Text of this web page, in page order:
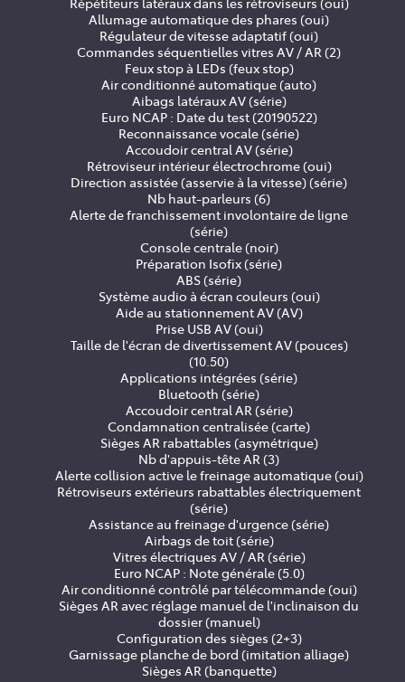
Allumage automatique des phares (oui)
Régulateur de vitesse adaptatif (oui)
Commandes séquentielles vitres AV / AR (2)
Feux stop à LEDs (feux stop)
Air conditionné automatique (auto)
Aibags latéraux AV (série)
Euro NCAP : Date du test (20190522)
Reconnaissance vocale (série)
Accoudoir central AV (série)
Rétroviseur intérieur électrochrome (oui)
Direction assistée (asservie à la vitesse) (série)
Nb haut-parleurs (6)
Alerte de franchissement involontaire de ligne
(série)
Console centrale (noir)
Préparation Isofix (série)
ABS (série)
Système audio à écran couleurs (oui)
Aide au stationnement AV (AV)
Prise USB AV (oui)
Taille de l'écran de divertissement AV (pouces)
(10.50)
Applications intégrées (série)
Bluetooth (série)
Accoudoir central AR (série)
Condamnation centralisée (carte)
Sièges AR rabattables (asymétrique)
Nb d'appuis-tête AR (3)
Alerte collision active le freinage automatique (oui)
Rétroviseurs extérieurs rabattables électriquement
(série)
Assistance au freinage d'urgence (série)
Airbags de toit (série)
Vitres électriques AV / AR (série)
Euro NCAP : Note générale (5.0)
Air conditionné contrôlé par télécommande (oui)
Sièges AR avec réglage manuel de l'inclinaison du
dossier (manuel)
Configuration des sièges (2+3)
Garnissage planche de bord (imitation alliage)
Sièges AR (banquette)